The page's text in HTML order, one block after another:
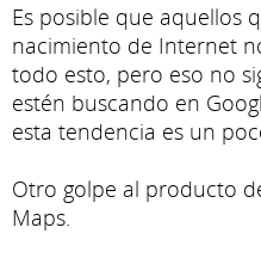
Es posible que aquellos
nacimiento de Internet
todo esto, pero eso no
estén buscando en
esta tendencia es un
Otro golpe al producto
Maps.